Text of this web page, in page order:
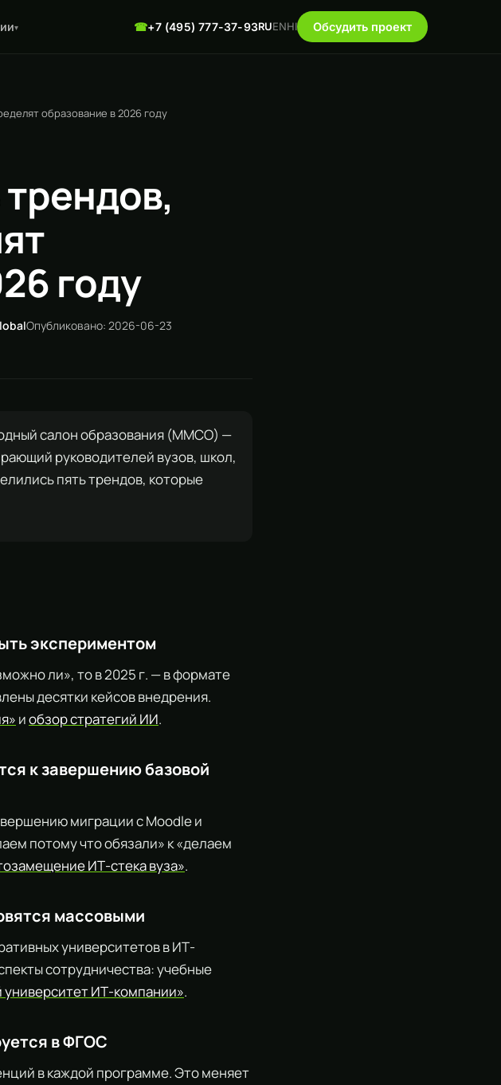
▾ ☎+7 (495) 777-37-93RUENHI Обсудить проект
образование в 2026 году
году
Опубликовано: 2026-06-23
салон образования (ММСО) —
руководителей вузов, школ,
пять трендов, которые
экспериментом
ли», то в 2025 г. — в формате
десятки кейсов внедрения.
иобзор стратегий ИИ.
к завершению базовой
миграции с Moodle и
потому что обязали» к «делаем
ИТ-стека вуза».
массовыми
университетов в ИТ-
сотрудничества: учебные
университет ИТ-компании».
в ФГОС
в каждой программе. Это меняет